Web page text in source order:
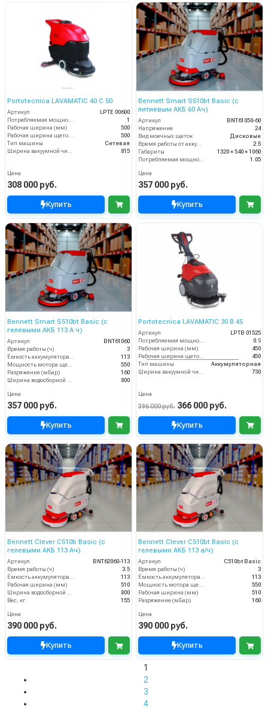
Portotecnica LAVAMATIC 40 C 50
Артикул
LPTE 00600
1
Рабочая ширина (мм)
500
500
Тип машины
Сетевая
815
Цена
308 000 руб.
Купить
Bennett Smart S510bt Basic (с
литиевым АКБ 60 Ач)
Артикул
BNT61050-60
Напряжение
24
Вид моечных щеток
Дисковые
Время работы от аккумуляторов (ч)
2.5
Габариты
1320 × 540 × 1060
1.05
Цена
357 000 руб.
Купить
Bennett Smart S510bt Basic (с
гелевыми АКБ 113 А ч)
Артикул
BNT61060
Время работы (ч)
3
113
550
Разряжение (мБар)
160
800
Цена
357 000 руб.
Купить
Portotecnica LAVAMATIC 30 B 45
Артикул
LPTB 01525
0.9
Рабочая ширина (мм)
450
450
Тип машины
Аккумуляторная
730
Цена
396 000 руб. 366 000 руб.
Купить
Bennett Clever C510b Basic (с
гелевыми АКБ 113 Ач)
Артикул
BNT62060-113
Время работы (ч)
3.5
Ёмкость аккумулятора (Ач)
113
Рабочая ширина (мм)
510
Ширина водосборной рейки
800
Вес, кг
155
Цена
390 000 руб.
Купить
Bennett Clever C510bt Basic (с
гелевыми АКБ 113 а/ч)
Артикул
C510bt Basic
Время работы (ч)
3
Ёмкость аккумулятора (Ач)
113
Мощность мотора щеток
550
Рабочая ширина (мм)
510
Разряжение (мБар)
160
Цена
390 000 руб.
Купить
1
2
3
4